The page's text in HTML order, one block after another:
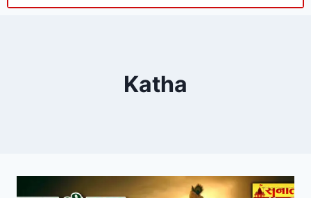
Katha